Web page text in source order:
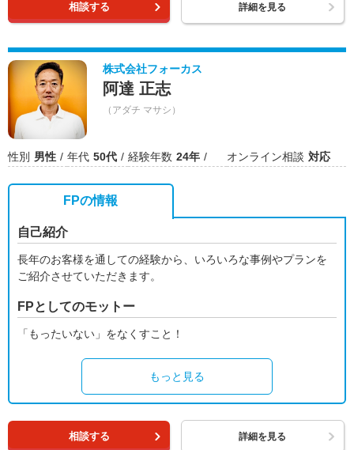
相談する 詳細を見る
株式会社フォーカス
阿達 正志
（アダチ マサシ）
性別 男性 年代 50代 経験年数 24年 オンライン相談 対応
FPの情報
自己紹介
長年のお客様を通しての経験から、いろいろな事例やプランを
ご紹介させていただきます。
FPとしてのモットー
「もったいない」をなくすこと！
もっと見る
相談する 詳細を見る